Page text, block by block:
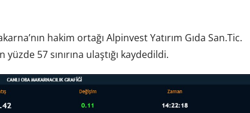
hakim ortağı Alpinvest Yatırım Gıda San.Tic.
57 sınırına ulaştığı kaydedildi.